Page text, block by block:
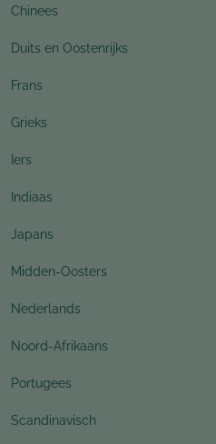
Chinees
Duits en Oostenrijks
Frans
Grieks
Iers
Indiaas
Japans
Midden-Oosters
Nederlands
Noord-Afrikaans
Portugees
Scandinavisch